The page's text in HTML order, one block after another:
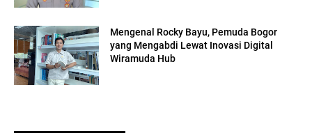
Mengenal Rocky Bayu, Pemuda Bogor
yang Mengabdi Lewat Inovasi Digital
Wiramuda Hub